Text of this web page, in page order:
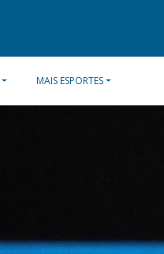
MAIS ESPORTES